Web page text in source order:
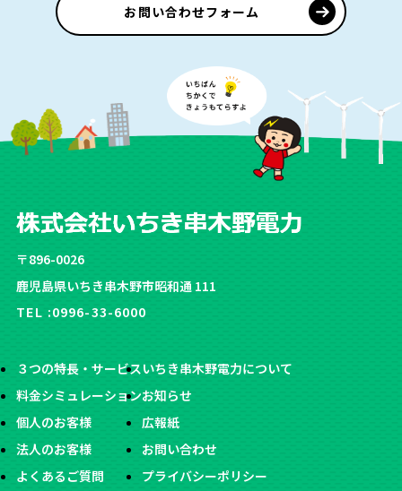
お問い合わせフォーム
〒896-0026
鹿児島県いちき串木野市昭和通 111
TEL :0996-33-6000
３つの特長・サービス
料金シミュレーション
個人のお客様
法人のお客様
よくあるご質問
いちき串木野電力について
お知らせ
広報紙
お問い合わせ
プライバシーポリシー